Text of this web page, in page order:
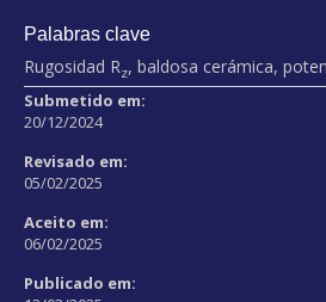
Palabras clave
Rugosidad Rz, baldosa cerámica,
Submetido em:
20/12/2024
Revisado em:
05/02/2025
Aceito em:
06/02/2025
Publicado em: